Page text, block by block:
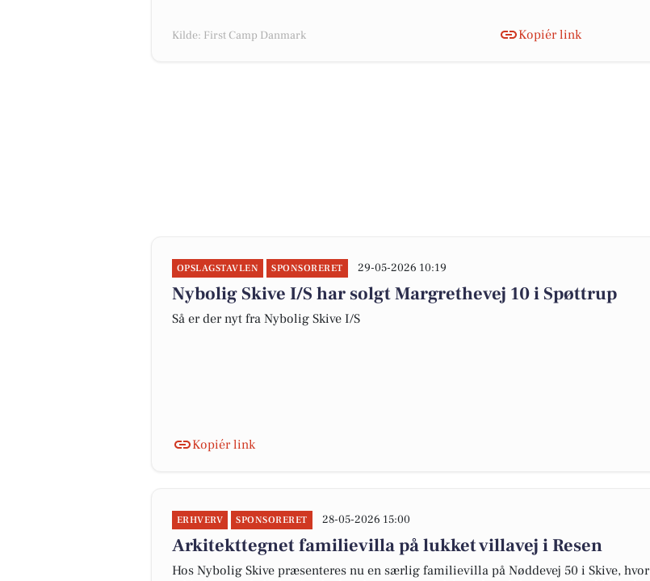
Kilde: First Camp Danmark Kopiér link
OPSLAGSTAVLEN SPONSORERET 29-05-2026 10:19
Nybolig Skive I/S har solgt Margrethevej 10 i Spøttrup
Så er der nyt fra Nybolig Skive I/S
Kopiér link
ERHVERV SPONSORERET 28-05-2026 15:00
Arkitekttegnet familievilla på lukket villavej i Resen
Hos Nybolig Skive præsenteres nu en særlig familievilla på Nøddevej 50 i Skive, hvor